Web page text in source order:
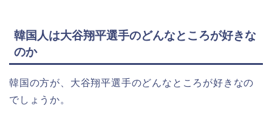
韓国人は大谷翔平選手のどんなところが好きな
のか
韓国の方が、大谷翔平選手のどんなところが好きなの
でしょうか。